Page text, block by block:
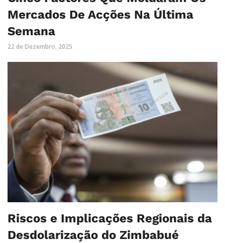
Mercados De Acções Na Última
Semana
22 de Dezembro, 2025
Riscos e Implicações Regionais da
Desdolarização do Zimbabué